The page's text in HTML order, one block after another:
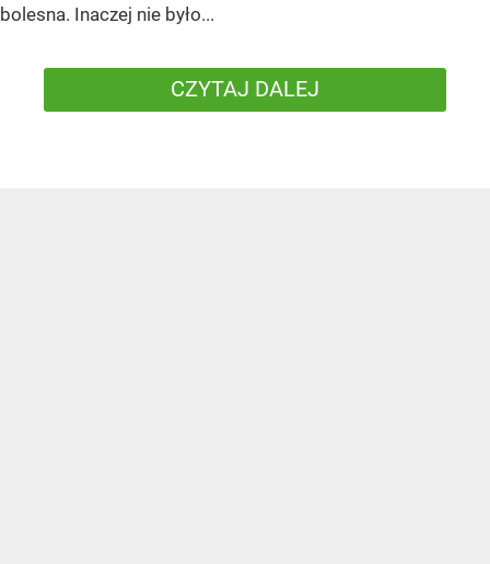
bolesna. Inaczej nie było...
CZYTAJ DALEJ